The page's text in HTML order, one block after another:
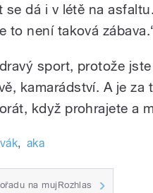
se dá i v létě na
to není taková
sport, protože
kamarádství. A je
když prohrajete a
, aka
na mujRozhlas